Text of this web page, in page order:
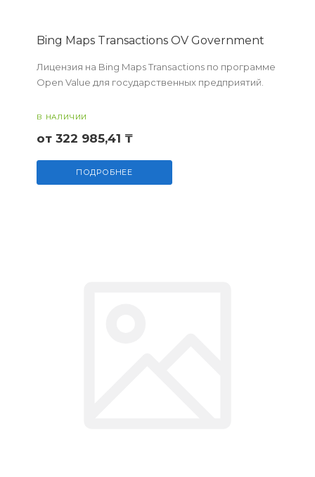
Bing Maps Transactions OV Government
Лицензия на Bing Maps Transactions по программе
Open Value для государственных предприятий.
В НАЛИЧИИ
от 322 985,41 ₸
ПОДРОБНЕЕ